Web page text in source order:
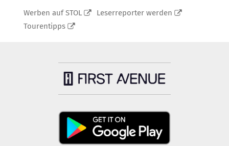
Werben auf STOL
Leserreporter werden
Tourentipps